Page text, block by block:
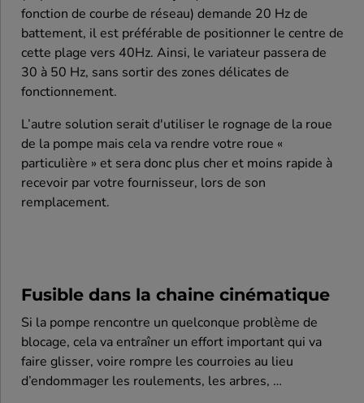
fonction de courbe de réseau) demande 20 Hz de
battement, il est préférable de positionner le centre de
cette plage vers 40Hz. Ainsi, le variateur passera de
30 à 50 Hz, sans sortir des zones délicates de
fonctionnement.
L’autre solution serait d'utiliser le rognage de la roue
de la pompe mais cela va rendre votre roue «
particulière » et sera donc plus cher et moins rapide à
recevoir par votre fournisseur, lors de son
remplacement.
Fusible dans la chaine cinématique
Si la pompe rencontre un quelconque problème de
blocage, cela va entraîner un effort important qui va
faire glisser, voire rompre les courroies au lieu
d’endommager les roulements, les arbres, …